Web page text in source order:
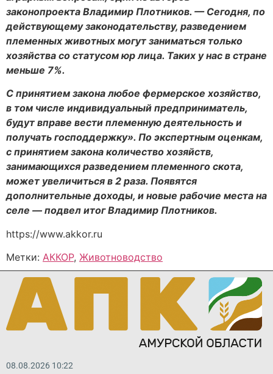
законопроекта Владимир Плотников. — Сегодня, по
действующему законодательству, разведением
племенных животных могут заниматься только
хозяйства со статусом юр лица. Таких у нас в стране
меньше 7%.
С принятием закона любое фермерское хозяйство,
в том числе индивидуальный предприниматель,
будут вправе вести племенную деятельность и
получать господдержку». По экспертным оценкам,
с принятием закона количество хозяйств,
занимающихся разведением племенного скота,
может увеличиться в 2 раза. Появятся
дополнительные доходы, и новые рабочие места на
селе — подвел итог Владимир Плотников.
https://www.akkor.ru
Метки: АККОР, Животноводство
08.08.2026 10:22